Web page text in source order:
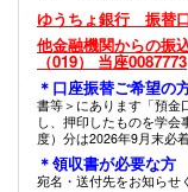
ゆうちょ銀行 振替
他金融機関からの振
（019） 当座0087773
＊口座振替ご希望の
書等＞にあります「預金
し、押印したものを学
度）分は2026年9月末必
＊領収書が必要な方
宛名・送付先をお知らせ